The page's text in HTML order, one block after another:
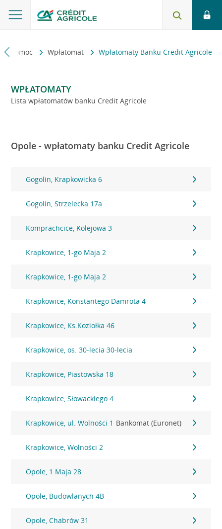
i pomoc Wpłatomat Wpłatomaty Banku Credit Agricole
WPŁATOMATY
Lista wpłatomatów banku Credit Agricole
Opole - wpłatomaty banku Credit Agricole
Gogolin, Krapkowicka 6
Gogolin, Strzelecka 17a
Komprachcice, Kolejowa 3
Krapkowice, 1-go Maja 2
Krapkowice, 1-go Maja 2
Krapkowice, Konstantego Damrota 4
Krapkowice, Ks.Koziołka 46
Krapkowice, os. 30-lecia 30-lecia
Krapkowice, Piastowska 18
Krapkowice, Słowackiego 4
Krapkowice, ul. Wolności 1 Bankomat (Euronet)
Krapkowice, Wolności 2
Opole, 1 Maja 28
Opole, Budowlanych 4B
Opole, Chabrów 31